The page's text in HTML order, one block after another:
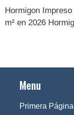
Hormigon
m² en 2026
Menu
Primera Página